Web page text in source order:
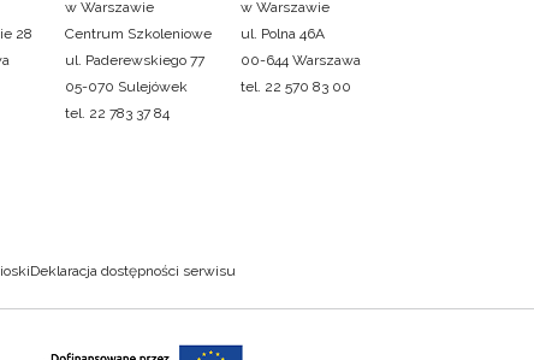
28
w Warszawie
Centrum Szkoleniowe
ul. Paderewskiego 77
05-070 Sulejówek
tel. 22 783 37 84
w Warszawie
ul. Polna 46A
00-644 Warszawa
tel. 22 570 83 00
Deklaracja dostępności serwisu